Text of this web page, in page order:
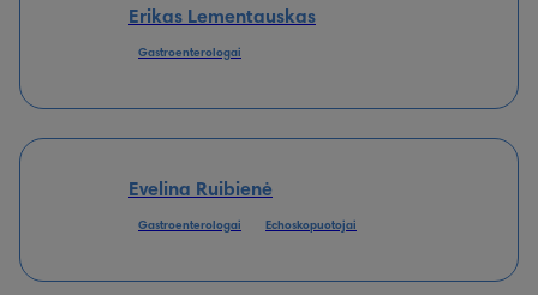
Erikas Lementauskas
Gastroenterologai
Evelina Ruibienė
Gastroenterologai Echoskopuotojai